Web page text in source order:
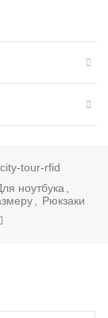
tour-rfid
ноутбука ,
, Рюкзаки